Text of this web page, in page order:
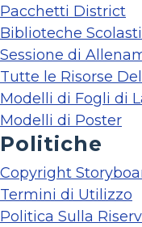
Pacchetti District
Biblioteche
Sessione di
Tutte le Risorse
Modelli di Fogli di
Modelli di Poster
Politiche
Copyright
Termini di Utilizzo
Politica Sulla